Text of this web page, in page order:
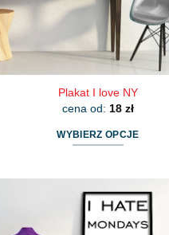
Plakat I love NY
cena od: 18 zł
WYBIERZ OPCJE
ma
wiele
wariantów.